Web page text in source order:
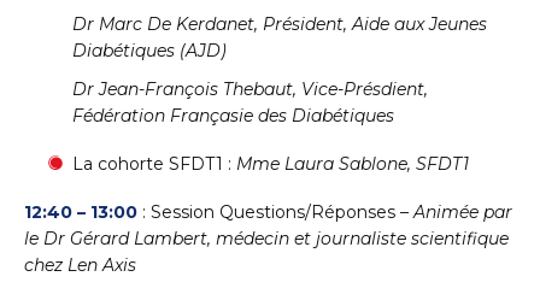
Dr Marc De Kerdanet, Président, Aide aux Jeunes
Diabétiques (AJD)
Dr Jean-François Thebaut, Vice-Présdient,
Fédération Françasie des Diabétiques
La cohorte SFDT1 : Mme Laura Sablone, SFDT1
12:40 – 13:00 : Session Questions/Réponses –Animée par
le Dr Gérard Lambert, médecin et journaliste scientifique
chez Len Axis